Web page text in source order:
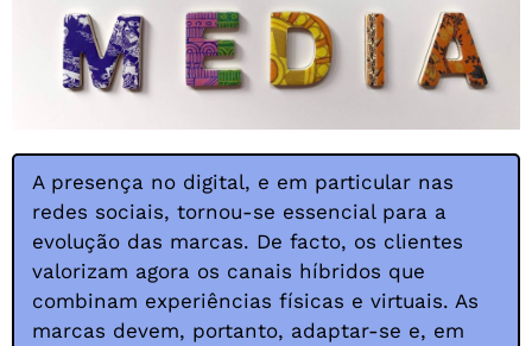
A presença no digital, e em particular nas
redes sociais, tornou-se essencial para a
evolução das marcas. De facto, os clientes
valorizam agora os canais híbridos que
combinam experiências físicas e virtuais. As
marcas devem, portanto, adaptar-se e, em